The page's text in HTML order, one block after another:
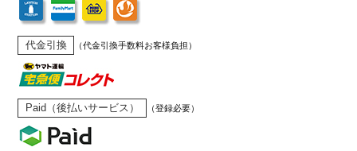
代金引換 （代金引換手数料お客様負担）
Paid（後払いサービス） （登録必要）